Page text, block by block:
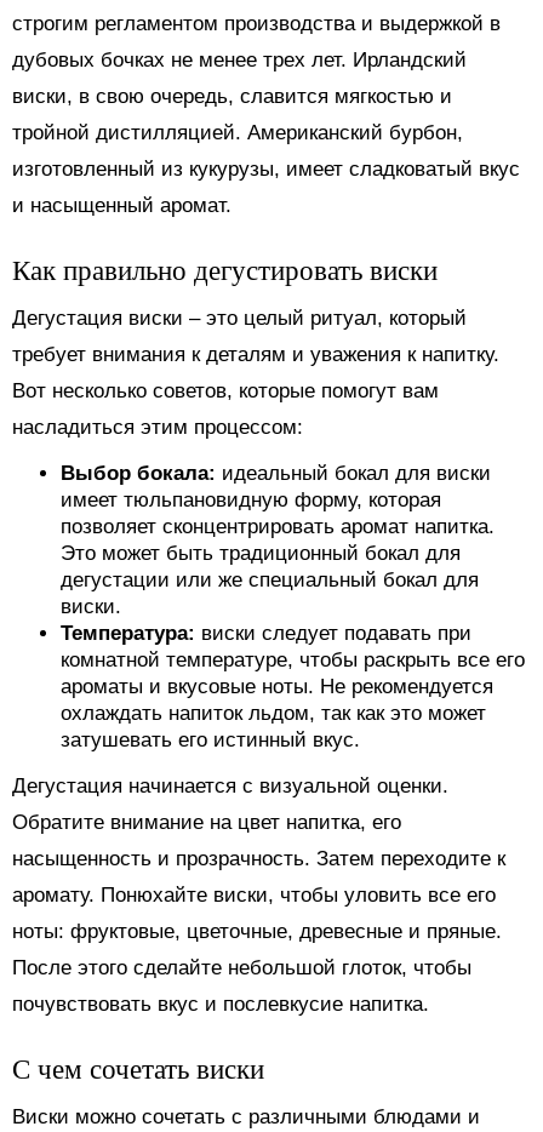
строгим регламентом производства и выдержкой в
дубовых бочках не менее трех лет. Ирландский
виски, в свою очередь, славится мягкостью и
тройной дистилляцией. Американский бурбон,
изготовленный из кукурузы, имеет сладковатый вкус
и насыщенный аромат.
Как правильно дегустировать виски
Дегустация виски – это целый ритуал, который
требует внимания к деталям и уважения к напитку.
Вот несколько советов, которые помогут вам
насладиться этим процессом:
Выбор бокала: идеальный бокал для виски
имеет тюльпановидную форму, которая
позволяет сконцентрировать аромат напитка.
Это может быть традиционный бокал для
дегустации или же специальный бокал для
виски.
Температура: виски следует подавать при
комнатной температуре, чтобы раскрыть все его
ароматы и вкусовые ноты. Не рекомендуется
охлаждать напиток льдом, так как это может
затушевать его истинный вкус.
Дегустация начинается с визуальной оценки.
Обратите внимание на цвет напитка, его
насыщенность и прозрачность. Затем переходите к
аромату. Понюхайте виски, чтобы уловить все его
ноты: фруктовые, цветочные, древесные и пряные.
После этого сделайте небольшой глоток, чтобы
почувствовать вкус и послевкусие напитка.
С чем сочетать виски
Виски можно сочетать с различными блюдами и